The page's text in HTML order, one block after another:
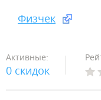
Физчек
Активные:
0 скидок